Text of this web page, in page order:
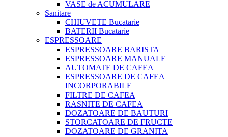
VASE de ACUMULARE
Sanitare
CHIUVETE Bucatarie
BATERII Bucatarie
ESPRESSOARE
ESPRESSOARE BARISTA
ESPRESSOARE MANUALE
AUTOMATE DE CAFEA
ESPRESSOARE DE CAFEA
INCORPORABILE
FILTRE DE CAFEA
RASNITE DE CAFEA
DOZATOARE DE BAUTURI
STORCATOARE DE FRUCTE
DOZATOARE DE GRANITA